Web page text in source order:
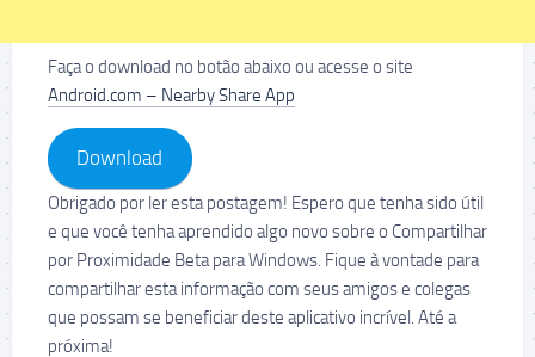
Faça o download no botão abaixo ou acesse o site
Android.com – Nearby Share App
Download
Obrigado por ler esta postagem! Espero que tenha sido útil
e que você tenha aprendido algo novo sobre o Compartilhar
por Proximidade Beta para Windows. Fique à vontade para
compartilhar esta informação com seus amigos e colegas
que possam se beneficiar deste aplicativo incrível. Até a
próxima!